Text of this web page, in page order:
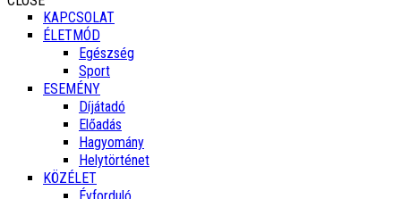
KAPCSOLAT
ÉLETMÓD
Egészség
Sport
ESEMÉNY
Díjátadó
Előadás
Hagyomány
Helytörténet
KÖZÉLET